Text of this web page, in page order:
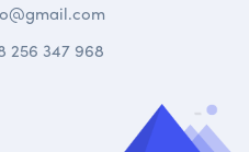
256 347 968